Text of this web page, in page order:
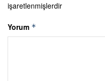
işaretlenmişlerdir
Yorum *